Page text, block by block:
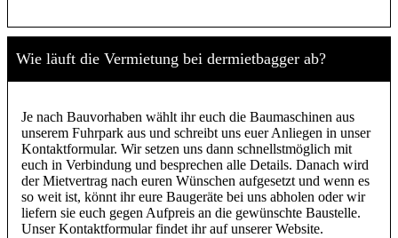
Wie läuft die Vermietung bei dermietbagger ab?
Je nach Bauvorhaben wählt ihr euch die Baumaschinen aus
unserem Fuhrpark aus und schreibt uns euer Anliegen in unser
Kontaktformular. Wir setzen uns dann schnellstmöglich mit
euch in Verbindung und besprechen alle Details. Danach wird
der Mietvertrag nach euren Wünschen aufgesetzt und wenn es
so weit ist, könnt ihr eure Baugeräte bei uns abholen oder wir
liefern sie euch gegen Aufpreis an die gewünschte Baustelle.
Unser Kontaktformular findet ihr auf unserer Website.